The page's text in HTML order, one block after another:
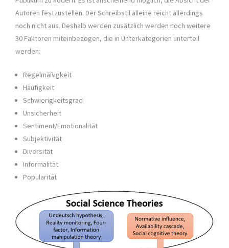
Autoren festzustellen. Der Schreibstil alleine reicht allerdings
noch nicht aus. Deshalb werden zusätzlich werden noch weitere
30 Faktoren miteinbezogen, die in Unterkategorien unterteil
werden:
Regelmäßigkeit
Häufigkeit
Schwierigkeitsgrad
Unsicherheit
Sentiment/Emotionalität
Subjektivität
Diversität
Informalität
Popularität